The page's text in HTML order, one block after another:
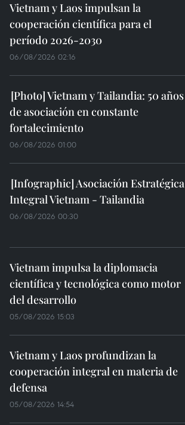
Vietnam y Laos impulsan la
cooperación científica para el
período 2026-2030
06/08/2026 02:16
Vietnam y Tailandia: 50 años
de asociación en constante
fortalecimiento
06/08/2026 01:00
Asociación Estratégica
Integral Vietnam - Tailandia
06/08/2026 00:30
Vietnam impulsa la diplomacia
científica y tecnológica como motor
del desarrollo
05/08/2026 15:03
Vietnam y Laos profundizan la
cooperación integral en materia de
defensa
05/08/2026 14:54